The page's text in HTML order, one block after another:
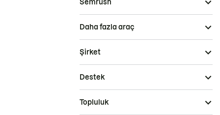
Semrush
Daha fazla araç
Şirket
Destek
Topluluk